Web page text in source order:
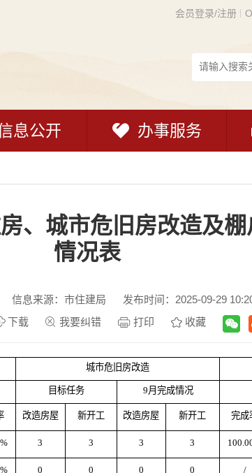
会员登录/注册
息公开 办事服务
、城市危旧房改造及
情况表
信息来源：市住建局
发布时间：2025-09-29
下载 我要纠错 打印 收藏
城市危旧房改造
目标任务
9月完成情况
改造房屋 新开工 改造房屋 新开工 完成
3 3 3 3
0 0 0 0 /